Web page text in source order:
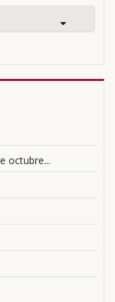
octubre...